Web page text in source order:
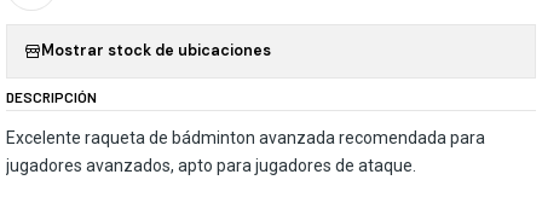
Mostrar stock de ubicaciones
DESCRIPCIÓN
Excelente raqueta de bádminton avanzada recomendada para
jugadores avanzados, apto para jugadores de ataque.